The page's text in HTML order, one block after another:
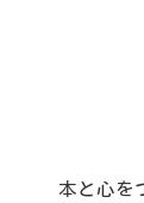
本と心を